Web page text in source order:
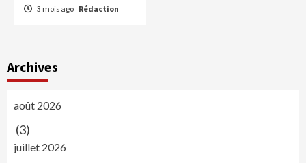
3 mois ago Rédaction
Archives
août 2026
(3)
juillet 2026